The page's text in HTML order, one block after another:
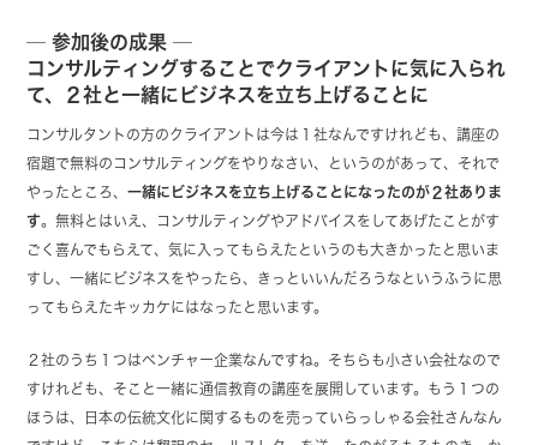
─ 参加後の成果 ─
コンサルティングすることでクライアントに気に入られ
て、２社と一緒にビジネスを立ち上げることに
コンサルタントの方のクライアントは今は１社なんですけれども、講座の
宿題で無料のコンサルティングをやりなさい、というのがあって、それで
やったところ、一緒にビジネスを立ち上げることになったのが２社ありま
す。無料とはいえ、コンサルティングやアドバイスをしてあげたことがす
ごく喜んでもらえて、気に入ってもらえたというのも大きかったと思いま
すし、一緒にビジネスをやったら、きっといいんだろうなというふうに思
ってもらえたキッカケにはなったと思います。
２社のうち１つはベンチャー企業なんですね。そちらも小さい会社なので
すけれども、そこと一緒に通信教育の講座を展開しています。もう１つの
ほうは、日本の伝統文化に関するものを売っていらっしゃる会社さんなん